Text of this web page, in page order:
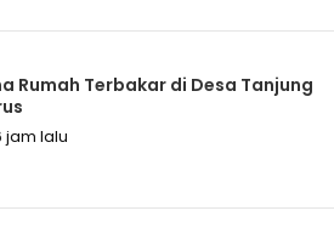
Rumah Terbakar di Desa Tanjung
jam lalu